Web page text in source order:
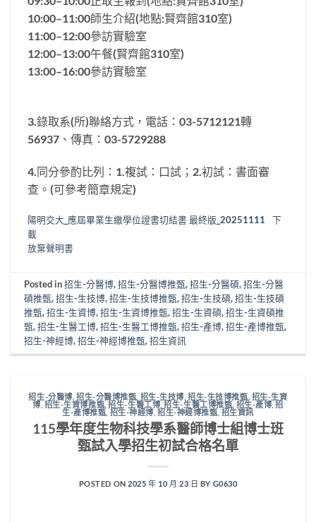
10:00–11:00師生介紹(地點:賢齊館310室)
11:00–12:00參訪實驗室
12:00–13:00午餐(賢齊館310室)
13:00–16:00參訪實驗室
3.錄取系(所)聯絡方式，電話：03-5712121轉
56937、傳真：03-5729288
4.同分參酌比列：1.複試：口試；2.初試：書面審
查。(可參考簡章規定)
陽明交大_應屆畢業生繳學位證書切結書 最終版_20251111
下
載
放棄聲明書
Posted in招生-分醫博,招生-分醫博推甄,招生-分醫碩,招生-分醫
碩推甄,招生-生技博,招生-生技博推甄,招生-生技碩,招生-生技碩
推甄,招生-生資博,招生-生資博推甄,招生-生資碩,招生-生資碩推
甄,招生-生醫工博,招生-生醫工博推甄,招生-產博,招生-產博推甄,
招生-神經博,招生-神經博推甄,招生資訊
招生-分醫博, 招生-分醫博推甄, 招生-生技博,招生-生技博推甄, 招生-生資
博, 招生-生資博推甄,招生-生醫工博,招生-生醫工博推甄, 招生-產博,招
生-產博推甄, 招生-神經博,招生-神經博推甄, 招生資訊
115學年度生物科技學系醫師博士組博士班
甄試入學招生初試合格名單
POSTED ON2025 年 10 月 23 日 BY G0630